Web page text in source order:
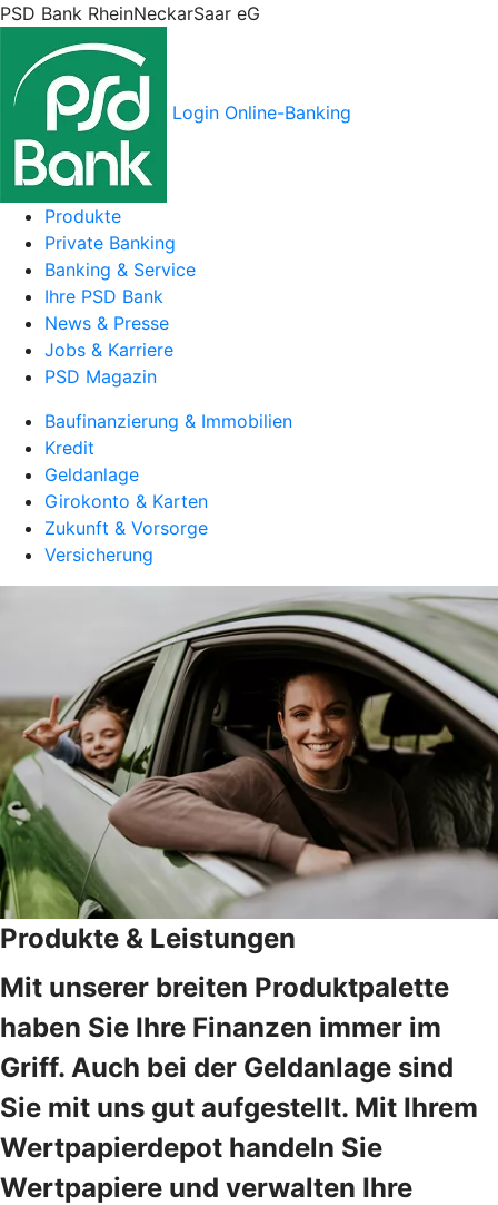
PSD Bank RheinNeckarSaar eG
Login Online-Banking
Produkte
Private Banking
Banking & Service
Ihre PSD Bank
News & Presse
Jobs & Karriere
PSD Magazin
Baufinanzierung & Immobilien
Kredit
Geldanlage
Girokonto & Karten
Zukunft & Vorsorge
Versicherung
Produkte & Leistungen
Mit unserer breiten Produktpalette
haben Sie Ihre Finanzen immer im
Griff. Auch bei der Geldanlage sind
Sie mit uns gut aufgestellt. Mit Ihrem
Wertpapierdepot handeln Sie
Wertpapiere und verwalten Ihre